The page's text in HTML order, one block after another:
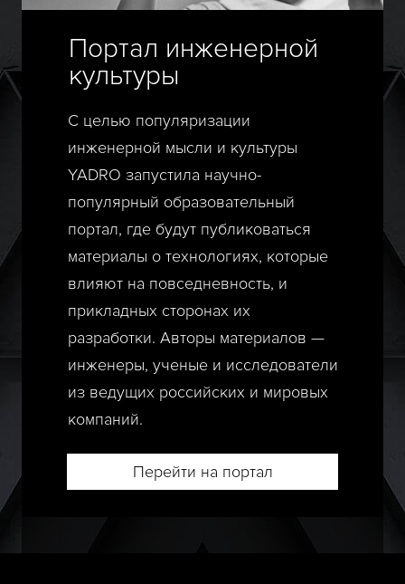
Портал инженерной
культуры
С целью популяризации
инженерной мысли и культуры
YADRO запустила научно-
популярный образовательный
портал, где будут публиковаться
материалы о технологиях, которые
влияют на повседневность, и
прикладных сторонах их
разработки. Авторы материалов —
инженеры, ученые и исследователи
из ведущих российских и мировых
компаний.
Перейти на портал